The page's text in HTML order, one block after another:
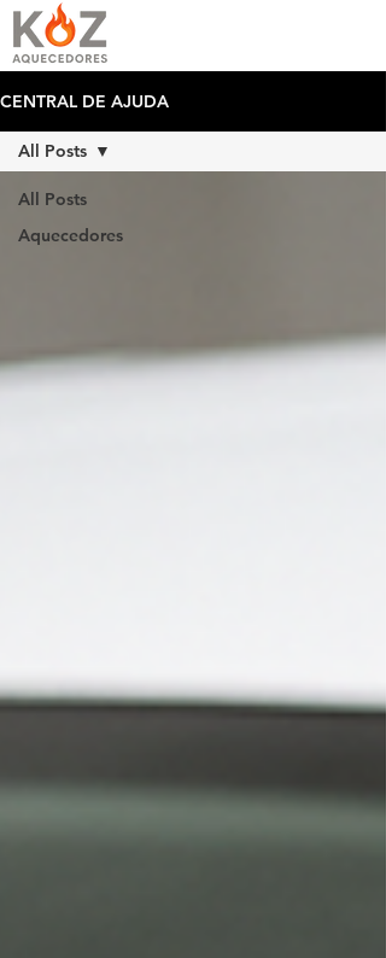
CENTRAL DE AJUDA
All Posts
Aquecedores
All Posts